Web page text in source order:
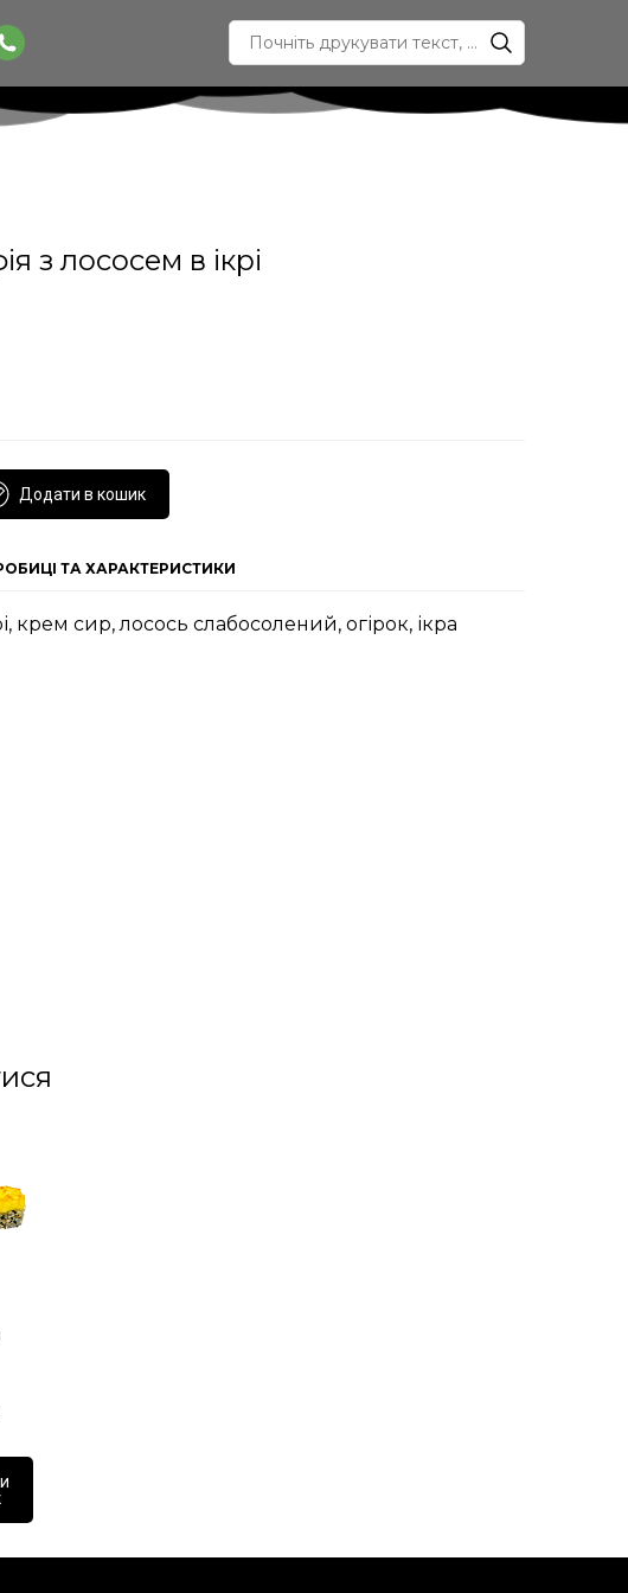
з лососем в ікрі
Додати в кошик
ТА ХАРАКТЕРИСТИКИ
крем сир, лосось слабосолений, огірок, ікра